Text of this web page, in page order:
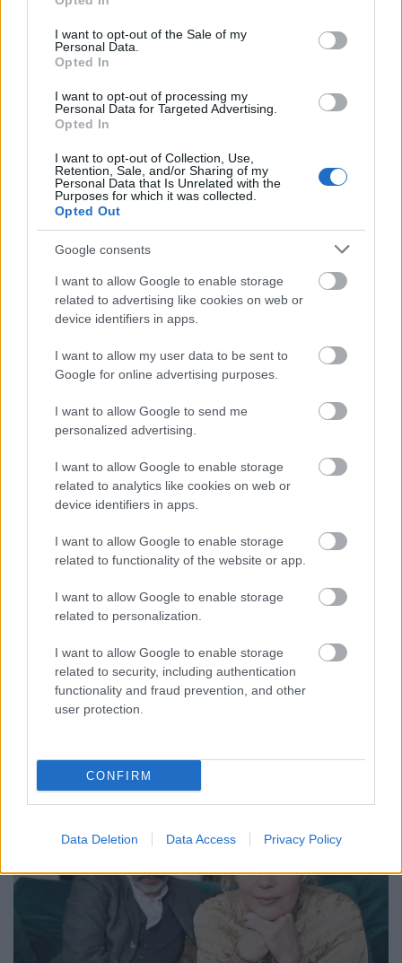
use your data for below specified purposes in below Google
consent section.
I want to opt-out of the Sale of my
Personal Data.
Opted In
I want to opt-out of processing my
Personal Data for Targeted Advertising.
Opted In
I want to opt-out of Collection, Use,
Retention, Sale, and/or Sharing of my
Personal Data that Is Unrelated with the
Purposes for which it was collected.
Opted Out
Google consents
I want to allow Google to enable storage
related to advertising like cookies on web or
device identifiers in apps.
I want to allow my user data to be sent to
Google for online advertising purposes.
I want to allow Google to send me
personalized advertising.
I want to allow Google to enable storage
related to analytics like cookies on web or
device identifiers in apps.
I want to allow Google to enable storage
related to functionality of the website or app.
I want to allow Google to enable storage
related to personalization.
I want to allow Google to enable storage
related to security, including authentication
functionality and fraud prevention, and other
user protection.
CONFIRM
Data Deletion Data Access Privacy Policy
„Csonka évadot zárni nem felemelő
érzés"
mtothorsi•2020. július 15.
Megtartotta évadzáró társulati ülését a Tomcsa
Sándor Színház. A világjárvány próbára tette az
"Csak engedjenek át a határon,
jövünk!"
mtothorsi 2020. július 13.
Augusztus 21. és 29. között, a tervezett és már
meghirdetett versenyprogrammal, magas művészi